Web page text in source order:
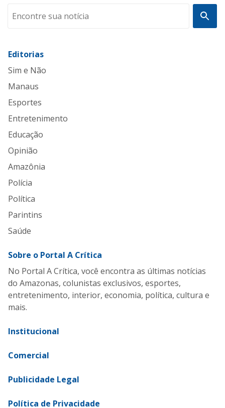
Editorias
Sim e Não
Manaus
Esportes
Entretenimento
Educação
Opinião
Amazônia
Polícia
Política
Parintins
Saúde
Sobre o Portal A Crítica
No Portal A Crítica, você encontra as últimas notícias
do Amazonas, colunistas exclusivos, esportes,
entretenimento, interior, economia, política, cultura e
mais.
Institucional
Comercial
Publicidade Legal
Política de Privacidade